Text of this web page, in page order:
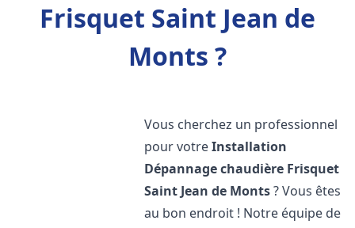
Frisquet Saint Jean de
Monts ?
Vous cherchez un professionnel
pour votreInstallation
Dépannage chaudière Frisquet
Saint Jean de Monts? Vous êtes
au bon endroit ! Notre équipe de